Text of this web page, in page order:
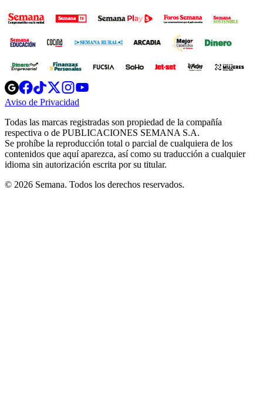
Opens
in
new
Opens
in
new
Opens
in
new
window
Opens
new
windowwindow
Aviso de Privacidad
new
window
Todas las marcas registradas son propiedad de la compañía
respectiva o de PUBLICACIONES SEMANA S.A.
Se prohíbe la reproducción total o parcial de cualquiera de los
contenidos que aquí aparezca, así como su traducción a cualquier
idioma sin autorización escrita por su titular.
© 2026 Semana. Todos los derechos reservados.